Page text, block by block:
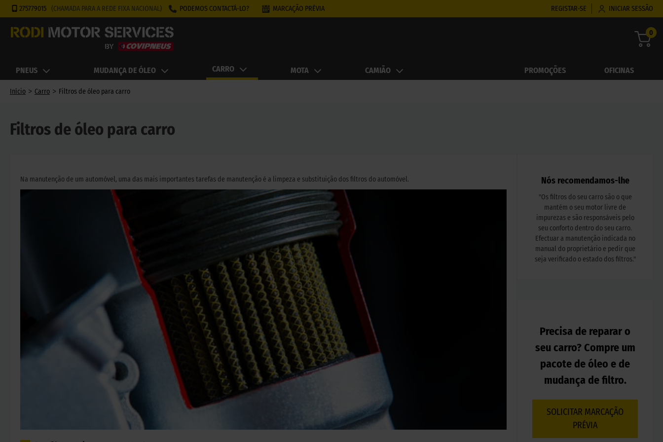
275779015 (CHAMADA PARA A REDE FIXA NACIONAL) PODEMOS CONTACTÁ-LO? MARCAÇÃO PRÉVIA REGISTAR-SE INICIAR SESSÃO
0
PNEUS MUDANÇA DE ÓLEO CARRO MOTA CAMIÃO PROMOÇÕES OFICINAS
Início > Carro > Filtros de óleo para carro
Filtros de óleo para carro
Na manutenção de um automóvel, uma das mais importantes tarefas de manutenção é a limpeza e substituição dos filtros do automóvel. Nós recomendamos-lhe
"Os filtros do seu carro são o que
mantém o seu motor livre de
impurezas e são responsáveis pelo
seu conforto dentro do seu carro.
Efectuar a manutenção indicada no
manual do proprietário e pedir que
seja verificado o estado dos filtros."
Precisa de reparar o
seu carro? Compre um
pacote de óleo e de
mudança de filtro.
SOLICITAR MARCAÇÃO
PRÉVIA